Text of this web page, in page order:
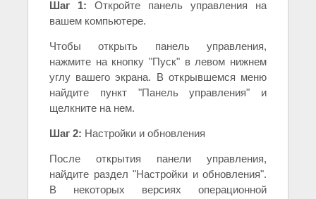
Шаг 1: Откройте панель управления на
вашем компьютере.
Чтобы открыть панель управления,
нажмите на кнопку "Пуск" в левом нижнем
углу вашего экрана. В открывшемся меню
найдите пункт "Панель управления" и
щелкните на нем.
Шаг 2: Настройки и обновления
После открытия панели управления,
найдите раздел "Настройки и обновления".
В некоторых версиях операционной